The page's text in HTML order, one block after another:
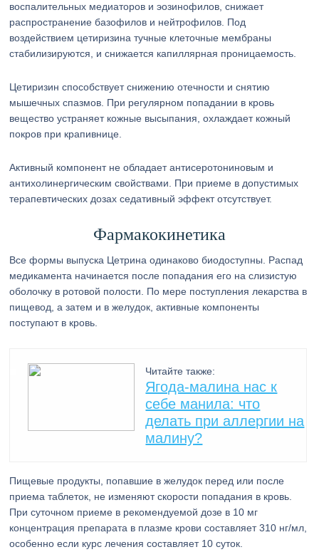
воспалительных медиаторов и эозинофилов, снижает
распространение базофилов и нейтрофилов. Под
воздействием цетиризина тучные клеточные мембраны
стабилизируются, и снижается капиллярная проницаемость.
Цетиризин способствует снижению отечности и снятию
мышечных спазмов. При регулярном попадании в кровь
вещество устраняет кожные высыпания, охлаждает кожный
покров при крапивнице.
Активный компонент не обладает антисеротониновым и
антихолинергическим свойствами. При приеме в допустимых
терапевтических дозах седативный эффект отсутствует.
Фармакокинетика
Все формы выпуска Цетрина одинаково биодоступны. Распад
медикамента начинается после попадания его на слизистую
оболочку в ротовой полости. По мере поступления лекарства в
пищевод, а затем и в желудок, активные компоненты
поступают в кровь.
Читайте также:
Ягода-малина нас к
себе манила: что
делать при аллергии на
малину?
Пищевые продукты, попавшие в желудок перед или после
приема таблеток, не изменяют скорости попадания в кровь.
При суточном приеме в рекомендуемой дозе в 10 мг
концентрация препарата в плазме крови составляет 310 нг/мл,
особенно если курс лечения составляет 10 суток.